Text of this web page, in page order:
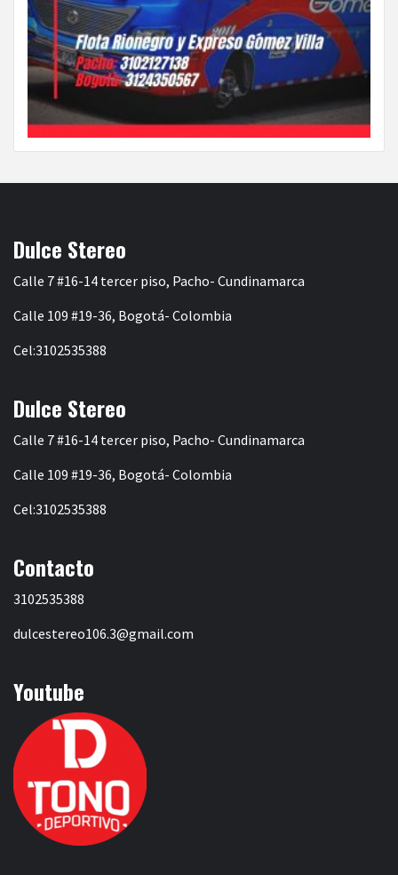
Dulce Stereo
Calle 7 #16-14 tercer piso, Pacho- Cundinamarca
Calle 109 #19-36, Bogotá- Colombia
Cel:3102535388
Dulce Stereo
Calle 7 #16-14 tercer piso, Pacho- Cundinamarca
Calle 109 #19-36, Bogotá- Colombia
Cel:3102535388
Contacto
3102535388
dulcestereo106.3@gmail.com
Youtube